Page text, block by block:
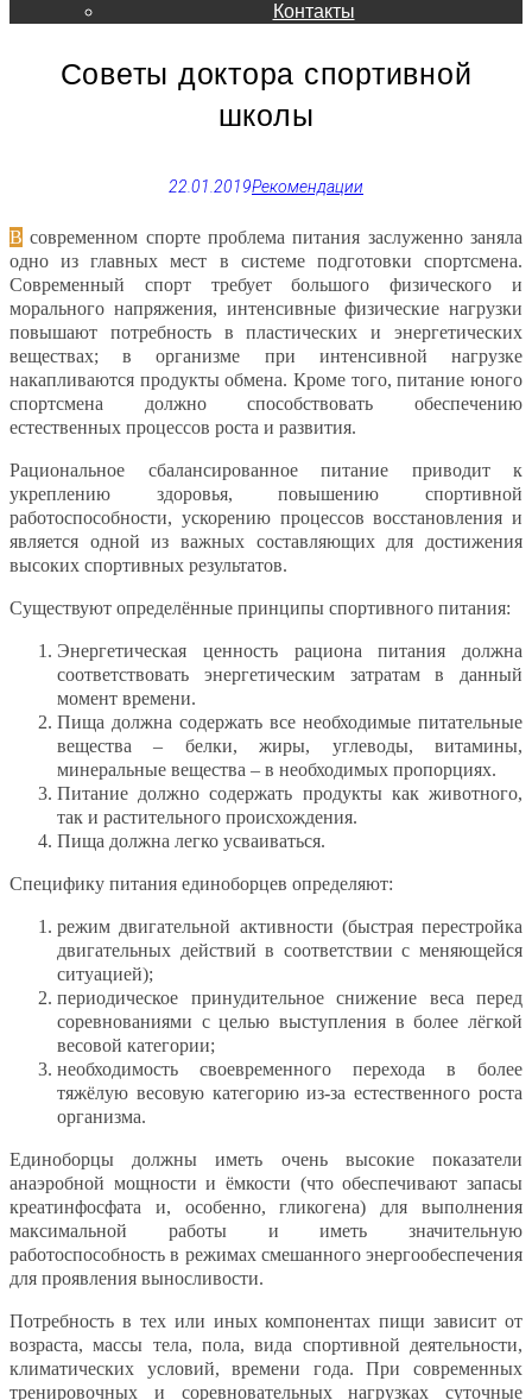
Контакты
Советы доктора спортивной
школы
22.01.2019Рекомендации
В современном спорте проблема питания заслуженно заняла
одно из главных мест в системе подготовки спортсмена.
Современный спорт требует большого физического и
морального напряжения, интенсивные физические нагрузки
повышают потребность в пластических и энергетических
веществах; в организме при интенсивной нагрузке
накапливаются продукты обмена. Кроме того, питание юного
спортсмена должно способствовать обеспечению
естественных процессов роста и развития.
Рациональное сбалансированное питание приводит к
укреплению здоровья, повышению спортивной
работоспособности, ускорению процессов восстановления и
является одной из важных составляющих для достижения
высоких спортивных результатов.
Существуют определённые принципы спортивного питания:
Энергетическая ценность рациона питания должна
соответствовать энергетическим затратам в данный
момент времени.
Пища должна содержать все необходимые питательные
вещества – белки, жиры, углеводы, витамины,
минеральные вещества – в необходимых пропорциях.
Питание должно содержать продукты как животного,
так и растительного происхождения.
Пища должна легко усваиваться.
Специфику питания единоборцев определяют:
режим двигательной активности (быстрая перестройка
двигательных действий в соответствии с меняющейся
ситуацией);
периодическое принудительное снижение веса перед
соревнованиями с целью выступления в более лёгкой
весовой категории;
необходимость своевременного перехода в более
тяжёлую весовую категорию из-за естественного роста
организма.
Единоборцы должны иметь очень высокие показатели
анаэробной мощности и ёмкости (что обеспечивают запасы
креатинфосфата и, особенно, гликогена) для выполнения
максимальной работы и иметь значительную
работоспособность в режимах смешанного энергообеспечения
для проявления выносливости.
Потребность в тех или иных компонентах пищи зависит от
возраста, массы тела, пола, вида спортивной деятельности,
климатических условий, времени года. При современных
тренировочных и соревновательных нагрузках суточные